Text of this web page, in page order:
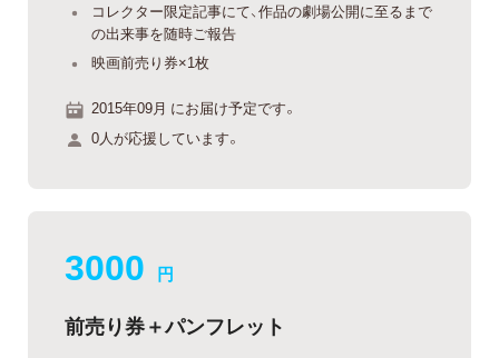
コレクター限定記事にて、作品の劇場公開に至るまで
の出来事を随時ご報告
映画前売り券×1枚
2015年09月 にお届け予定です。
0人が応援しています。
3000 円
前売り券＋パンフレット